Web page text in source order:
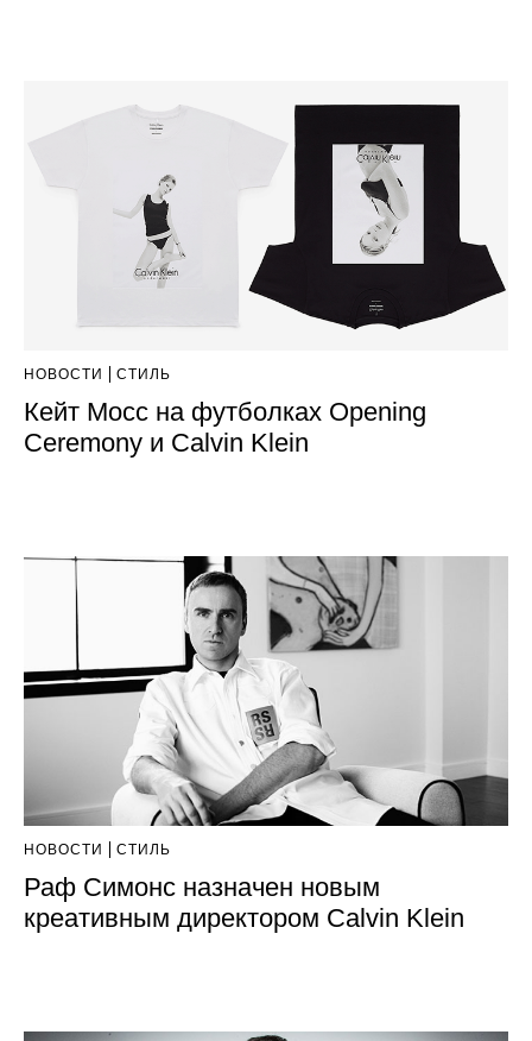
НОВОСТИ СТИЛЬ
Кейт Мосс на футболках Opening
Ceremony и Calvin Klein
НОВОСТИ СТИЛЬ
Раф Симонс назначен новым
креативным директором Calvin Klein